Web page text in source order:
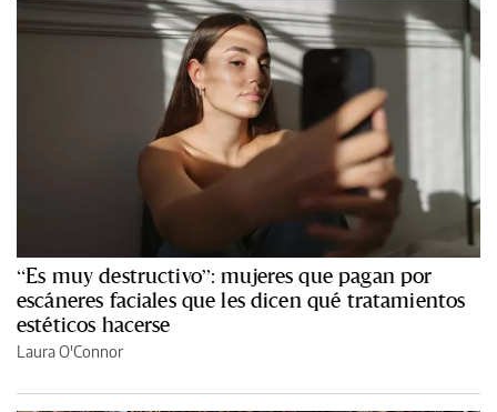
“Es muy destructivo”: mujeres que pagan por
escáneres faciales que les dicen qué tratamientos
estéticos hacerse
Laura O'Connor